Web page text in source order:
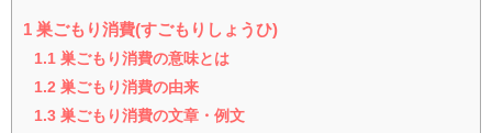
1 巣ごもり消費(すごもりしょうひ)
1.1 巣ごもり消費の意味とは
1.2 巣ごもり消費の由来
1.3 巣ごもり消費の文章・例文